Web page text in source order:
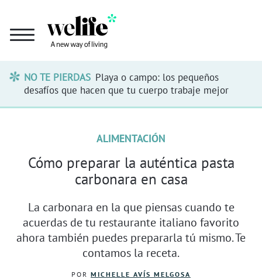
NO TE PIERDAS Playa o campo: los pequeños
desafíos que hacen que tu cuerpo trabaje mejor
ALIMENTACIÓN
Cómo preparar la auténtica pasta
carbonara en casa
La carbonara en la que piensas cuando te
acuerdas de tu restaurante italiano favorito
ahora también puedes prepararla tú mismo. Te
contamos la receta.
POR MICHELLE AVÍS MELGOSA